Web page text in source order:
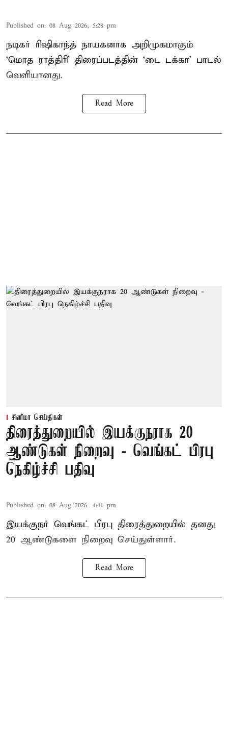
Published on: 08 Aug 2026, 5:28 pm
நடிகர் ரிஷிகாந்த் நாயகனாக அறிமுகமாகும்
‘மொத ராத்திரி’ திரைப்படத்தின் ‘டை டக்கா’ பாடல்
வெளியானது.
Read More
சினிமா செய்திகள்
திரைத்துறையில் இயக்குநராக 20
ஆண்டுகள் நிறைவு - வெங்கட் பிரபு
நெகிழ்ச்சி பதிவு
Published on: 08 Aug 2026, 4:41 pm
இயக்குநர் வெங்கட் பிரபு திரைத்துறையில் தனது
20 ஆண்டுகளை நிறைவு செய்துள்ளார்.
Read More